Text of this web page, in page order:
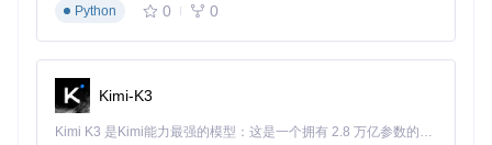
A. 无法找到资源真实地址
你通常如何使用捕获的资源？
A. 离线学习和复习
Python
0 0
Kimi-K3
Kimi K3 是Kimi能力最强的模型：这是一个拥有 2.8 万亿参数的混合专家（MoE）模型，具备原生视觉理解能力，并支持 100 万 token 的上下文窗口。